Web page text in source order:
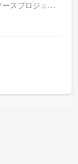
この問題が発生した場合は、Nero Videoでソースプロジェクトをプレビューしてください。焼く前に音が出ているかどうか確認してください。ソースをプレビューしても音が出ない場合は、ソースファイルに問題があることを意味します。 ソースプロジェクトをプレビューしても問題がない場合は、以下の方法をお試しください: ...